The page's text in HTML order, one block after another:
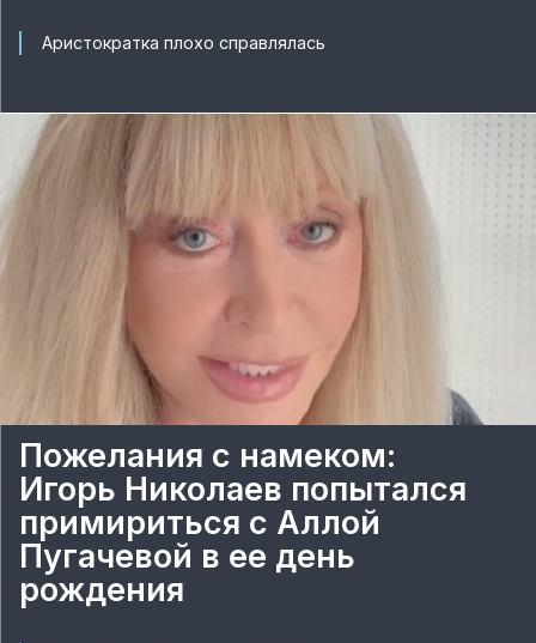
Аристократка плохо справлялась
Пожелания с намеком:
Игорь Николаев попытался
примириться с Аллой
Пугачевой в ее день
рождения